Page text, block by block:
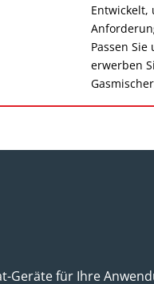
Passen
erwerben
Geräte für Ihre